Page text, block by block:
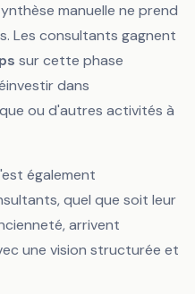
manuelle ne prend
Les consultants gagnent
sur cette phase
dans
ou d'autres activités à
également
quel que soit leur
arrivent
une vision structurée et